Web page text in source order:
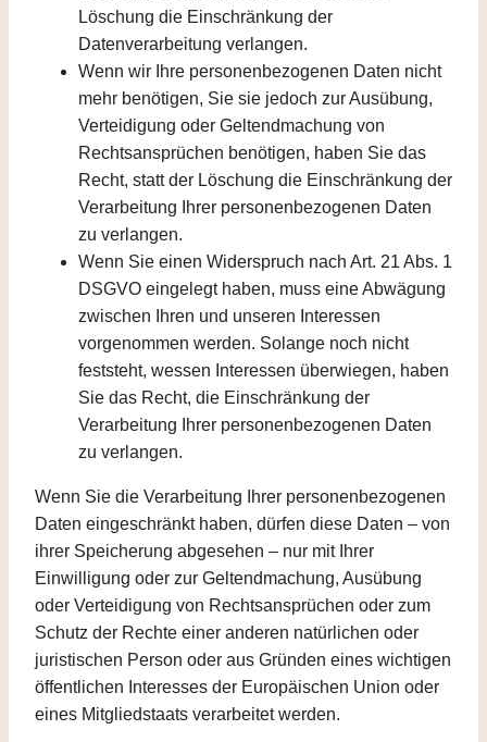
Löschung die Einschränkung der
Datenverarbeitung verlangen.
Wenn wir Ihre personenbezogenen Daten nicht
mehr benötigen, Sie sie jedoch zur Ausübung,
Verteidigung oder Geltendmachung von
Rechtsansprüchen benötigen, haben Sie das
Recht, statt der Löschung die Einschränkung der
Verarbeitung Ihrer personenbezogenen Daten
zu verlangen.
Wenn Sie einen Widerspruch nach Art. 21 Abs. 1
DSGVO eingelegt haben, muss eine Abwägung
zwischen Ihren und unseren Interessen
vorgenommen werden. Solange noch nicht
feststeht, wessen Interessen überwiegen, haben
Sie das Recht, die Einschränkung der
Verarbeitung Ihrer personenbezogenen Daten
zu verlangen.
Wenn Sie die Verarbeitung Ihrer personenbezogenen
Daten eingeschränkt haben, dürfen diese Daten – von
ihrer Speicherung abgesehen – nur mit Ihrer
Einwilligung oder zur Geltendmachung, Ausübung
oder Verteidigung von Rechtsansprüchen oder zum
Schutz der Rechte einer anderen natürlichen oder
juristischen Person oder aus Gründen eines wichtigen
öffentlichen Interesses der Europäischen Union oder
eines Mitgliedstaats verarbeitet werden.